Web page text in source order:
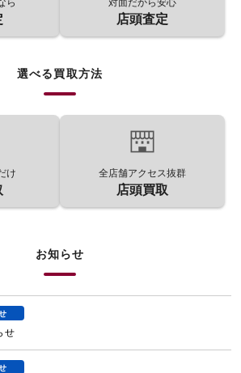
ら 対面だから安心
店頭査定
選べる買取方法
け 全店舗アクセス抜群
店頭買取
お知らせ
せ